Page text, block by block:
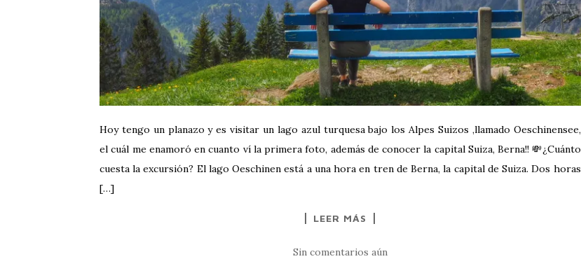
Hoy tengo un planazo y es visitar un lago azul turquesa bajo los Alpes Suizos ,llamado Oeschinensee,
el cuál me enamoró en cuanto ví la primera foto, además de conocer la capital Suiza, Berna!! 💸¿Cuánto
cuesta la excursión? El lago Oeschinen está a una hora en tren de Berna, la capital de Suiza. Dos horas
[…]
LEER MÁS
Sin comentarios aún